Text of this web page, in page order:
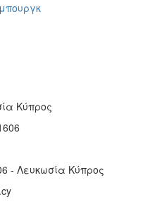
Κύπρος
- Λευκωσία Κύπρος